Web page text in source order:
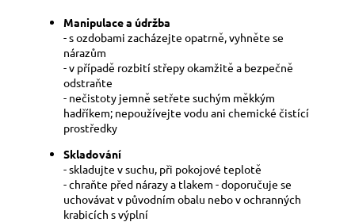
Manipulace a údržba
- s ozdobami zacházejte opatrně, vyhněte se
nárazům
- v případě rozbití střepy okamžitě a bezpečně
odstraňte
- nečistoty jemně setřete suchým měkkým
hadříkem; nepoužívejte vodu ani chemické čistící
prostředky
Skladování
- skladujte v suchu, při pokojové teplotě
- chraňte před nárazy a tlakem - doporučuje se
uchovávat v původním obalu nebo v ochranných
krabicích s výplní